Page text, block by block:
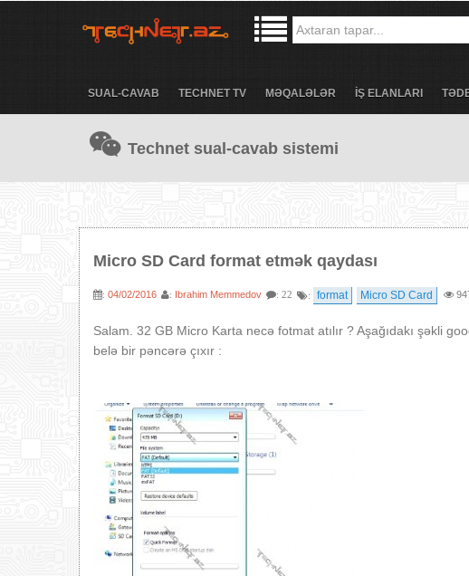
SUAL-CAVAB TECHNET TV MƏQALƏLƏR İŞ ELANLARI
Technet sual-cavab sistemi
Micro SD Card format etmək qaydası
: 04/02/2016 : Ibrahim Memmedov : 22 : format Micro SD Card
Salam. 32 GB Micro Karta necə fotmat atılır ? Aşağıdakı şəkli
belə bir pəncərə çıxır :